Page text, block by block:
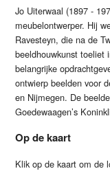
Jo Uiterwaal (1897 -
meubelontwerper. Hij
Ravesteyn, die na de
beeldhouwkunst toeliet
belangrijke
ontwierp beelden voor
en Nijmegen. De
Goedewaagen’s
Op de kaart
Klik op de kaart om de